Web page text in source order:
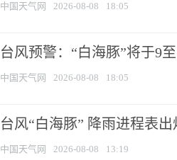
中国天气网 2026-08-08 18:05
台风预警：“白海豚”将于9
中国天气网 2026-08-08 18:05
台风“白海豚” 降雨进程表
中国天气网 2026-08-08 13:19